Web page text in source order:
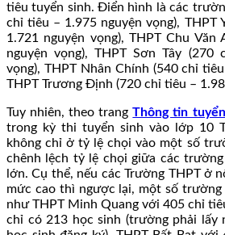
tiêu tuyển sinh. Điển hình là các
chỉ tiêu – 1.975 nguyện vọng), THPT
1.721 nguyện vọng), THPT Chu
nguyện vọng), THPT Sơn Tây
vọng), THPT Nhân Chính (540 chỉ
THPT Trương Định (720 chỉ tiêu –
Tuy nhiên, theo trangThông tin
trong kỳ thi tuyển sinh vào lớp 10
không chỉ ở tỷ lệ chọi vào một số
chênh lệch tỷ lệ chọi giữa các
lớn. Cụ thể, nếu các Trường THPT ở
mức cao thì ngược lại, một số
như THPT Minh Quang với 405 chỉ
chỉ có 213 học sinh (trường phải lấy